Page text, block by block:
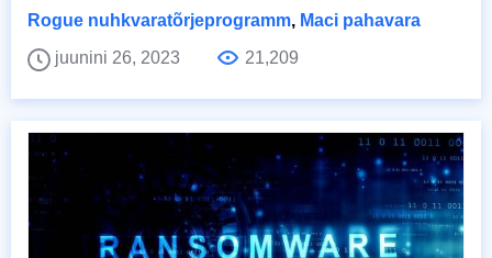
Rogue nuhkvaratõrjeprogramm, Maci pahavara
juunini 26, 2023
21,209